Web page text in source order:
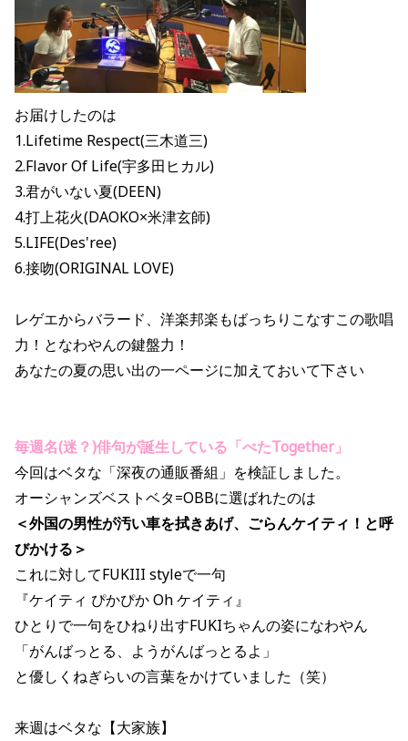
お届けしたのは
1.Lifetime Respect(三木道三)
2.Flavor Of Life(宇多田ヒカル)
3.君がいない夏(DEEN)
4.打上花火(DAOKO×米津玄師)
5.LIFE(Des'ree)
6.接吻(ORIGINAL LOVE)
レゲエからバラード、洋楽邦楽もばっちりこなすこの歌唱
力！となわやんの鍵盤力！
あなたの夏の思い出の一ページに加えておいて下さい
毎週名(迷？)俳句が誕生している「べたTogether」
今回はベタな「深夜の通販番組」を検証しました。
オーシャンズベストベタ=OBBに選ばれたのは
＜外国の男性が汚い車を拭きあげ、ごらんケイティ！と呼
びかける＞
これに対してFUKIII styleで一句
『ケイティ ぴかぴか Oh ケイティ 』
ひとりで一句をひねり出すFUKIちゃんの姿になわやん
「がんばっとる、ようがんばっとるよ」
と優しくねぎらいの言葉をかけていました（笑）
来週はベタな【大家族】